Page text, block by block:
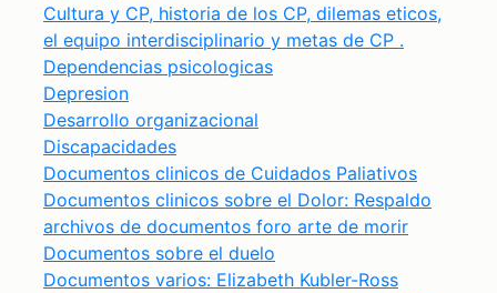
Cultura y CP, historia de los CP, dilemas eticos,
el equipo interdisciplinario y metas de CP .
Dependencias psicologicas
Depresion
Desarrollo organizacional
Discapacidades
Documentos clinicos de Cuidados Paliativos
Documentos clinicos sobre el Dolor: Respaldo
archivos de documentos foro arte de morir
Documentos sobre el duelo
Documentos varios: Elizabeth Kubler-Ross